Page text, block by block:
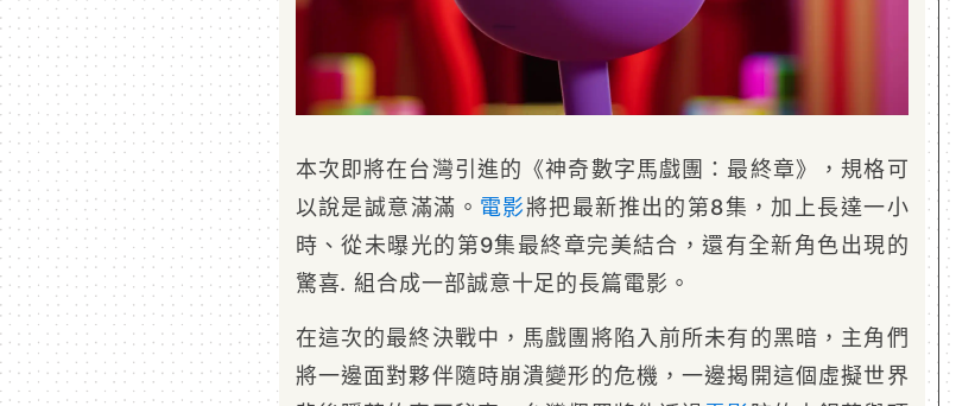
本次即將在台灣引進的《神奇數字馬戲團：最終章》，規格可
以說是誠意滿滿。 電影將把最新推出的第8集，加上長達一小
時、從未曝光的第9集最終章完美結合，還有全新角色出現的
驚喜. 組合成一部誠意十足的長篇電影。
在這次的最終決戰中，馬戲團將陷入前所未有的黑暗，主角們
將一邊面對夥伴隨時崩潰變形的危機，一邊揭開這個虛擬世界